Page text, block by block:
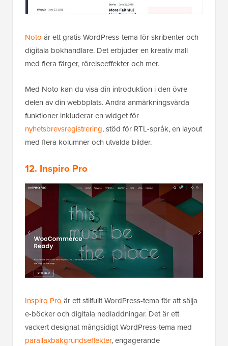
Noto är ett gratis WordPress-tema för skribenter och
digitala bokhandlare. Det erbjuder en kreativ mall
med flera färger, rörelseeffekter och mer.
Med Noto kan du visa din introduktion i den övre
delen av din webbplats. Andra anmärkningsvärda
funktioner inkluderar en widget för
nyhetsbrevsregistrering, stöd för RTL-språk, en layout
med flera kolumner och utvalda bilder.
12. Inspiro Pro
Inspiro Pro är ett stilfullt WordPress-tema för att sälja
e-böcker och digitala nedladdningar. Det är ett
vackert designat mångsidigt WordPress-tema med
parallaxbakgrundseffekter, engagerande